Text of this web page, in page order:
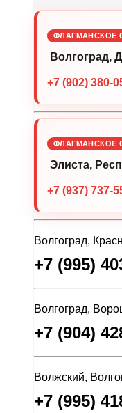
ФЛАГМАНСКОЕ
Волгоград,
+7 (902) 380-
ФЛАГМАНСКОЕ
Элиста,
+7 (937) 737-
Волгоград,
+7 (995)
Волгоград,
+7 (904)
Волжский,
+7 (995)